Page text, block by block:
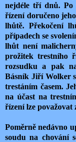
nejdéle tří dnů. Po
řízení doručeno
lhůtě. Překočení
případech se
lhůt není
prožitek trestního
rozsudku a pak
Básník Jiří Wolker
trestáním časem.
na účast na
řízení lze považovat
Poměrně nedávno
soudu na chování